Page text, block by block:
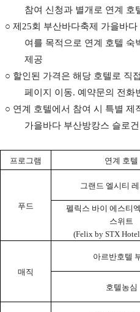
참여 신청과 별개로 연계 호
○ 제 25회 부산바다축제 가을바
여를 목적으로 연계 호텔 숙
제공
○ 할인된 가격은 해당 호텔로 직
페이지 이동. 예약문의 전화
○ 연계 호텔에서 참여 시 특별 제
가을바다 부산방캉스 슬로
프로그램 연계 호텔
푸드
그랜드 엘시티
펠릭스 바이 에스티
스위트
(Felix by STX
매직
아르반호텔
호텔농심